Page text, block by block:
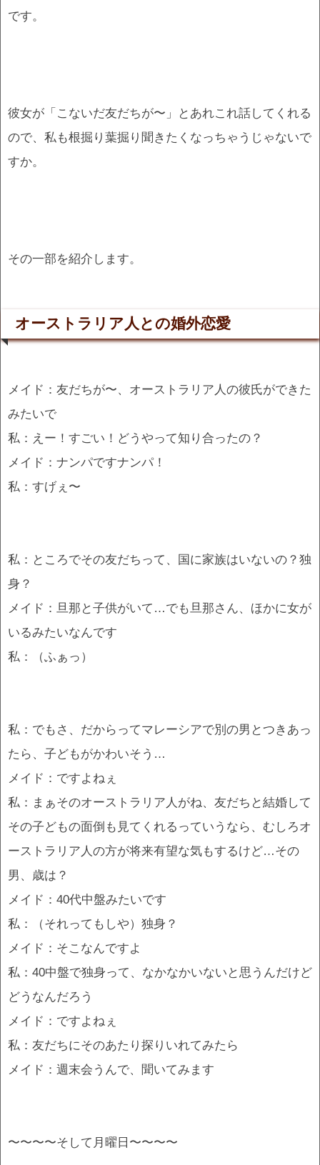
です。
彼女が「こないだ友だちが〜」とあれこれ話してくれる
ので、私も根掘り葉掘り聞きたくなっちゃうじゃないで
すか。
その一部を紹介します。
オーストラリア人との婚外恋愛
メイド：友だちが〜、オーストラリア人の彼氏ができた
みたいで
私：えー！すごい！どうやって知り合ったの？
メイド：ナンパですナンパ！
私：すげぇ〜
私：ところでその友だちって、国に家族はいないの？独
身？
メイド：旦那と子供がいて…でも旦那さん、ほかに女が
いるみたいなんです
私：（ふぁっ）
私：でもさ、だからってマレーシアで別の男とつきあっ
たら、子どもがかわいそう…
メイド：ですよねぇ
私：まぁそのオーストラリア人がね、友だちと結婚して
その子どもの面倒も見てくれるっていうなら、むしろオ
ーストラリア人の方が将来有望な気もするけど…その
男、歳は？
メイド：40代中盤みたいです
私：（それってもしや）独身？
メイド：そこなんですよ
私：40中盤で独身って、なかなかいないと思うんだけど
どうなんだろう
メイド：ですよねぇ
私：友だちにそのあたり探りいれてみたら
メイド：週末会うんで、聞いてみます
〜〜〜〜そして月曜日〜〜〜〜